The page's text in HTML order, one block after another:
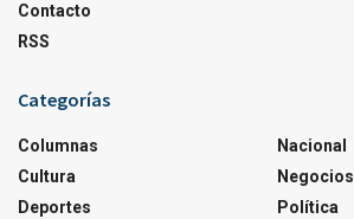
Contacto
RSS
Categorías
Columnas
Cultura
Deportes
Nacional
Negocios
Política